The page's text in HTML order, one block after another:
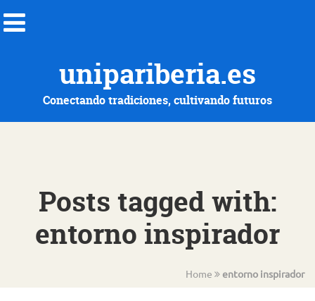
unipariberia.es
Conectando tradiciones, cultivando futuros
Posts tagged with:
entorno inspirador
Home entorno inspirador